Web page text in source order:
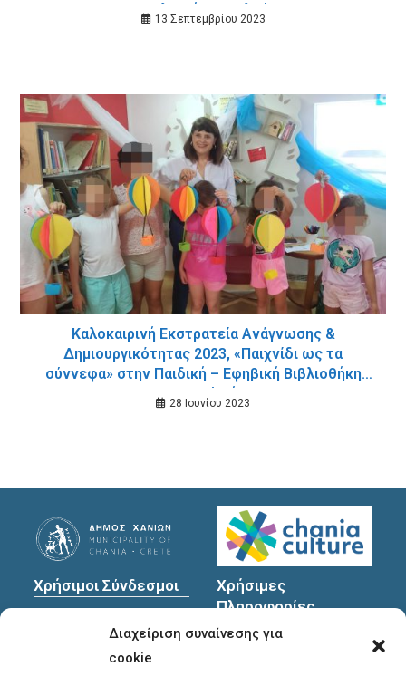
Διαχείριση συναίνεσης για
cookie
Βιβλιοθήκη Σταλού
13 Σεπτεμβρίου 2023
Καλοκαιρινή Εκστρατεία Ανάγνωσης &
Δημιουργικότητας 2023, «Παιχνίδι ως τα
σύννεφα» στην Παιδική – Εφηβική Βιβλιοθήκη
Δημοτικού Κήπου
28 Ιουνίου 2023
Χρήσιμοι Σύνδεσμοι
Προσωπικών
Χρήσιμες
Πληροφορίες
Διεύθυνση